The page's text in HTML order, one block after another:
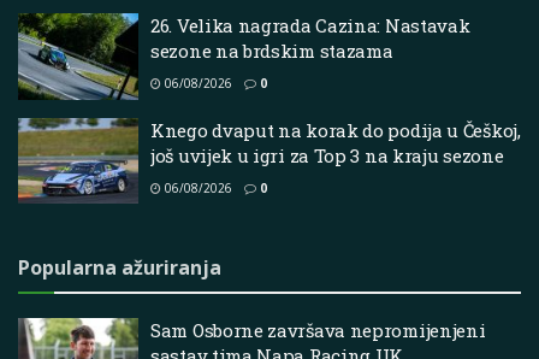
26. Velika nagrada Cazina: Nastavak
sezone na brdskim stazama
06/08/2026 0
Knego dvaput na korak do podija u Češkoj,
još uvijek u igri za Top 3 na kraju sezone
06/08/2026 0
Popularna ažuriranja
Sam Osborne završava nepromijenjeni